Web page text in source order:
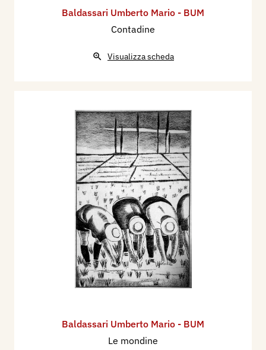
Baldassari Umberto Mario - BUM
Contadine
Visualizza scheda
Baldassari Umberto Mario - BUM
Le mondine